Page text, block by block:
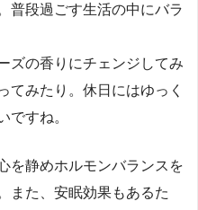
普段過ごす生活の中にバラ
ズの香りにチェンジしてみ
てみたり。休日にはゆっく
ですね。
を静めホルモンバランスを
また、安眠効果もあるた